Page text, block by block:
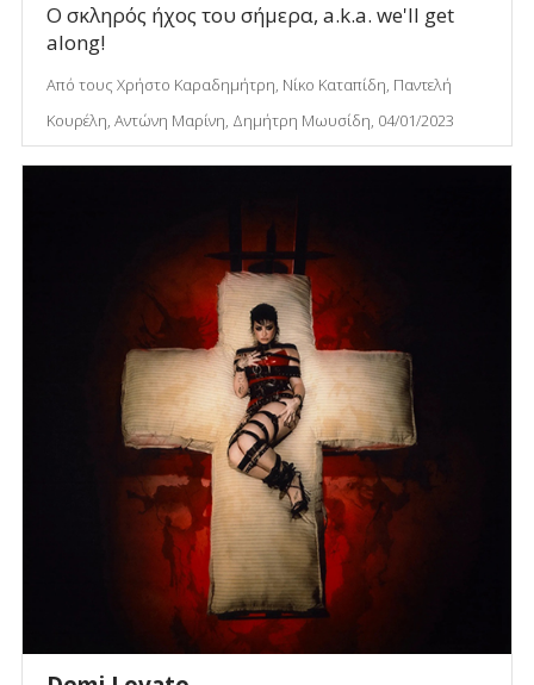
Ο σκληρός ήχος του σήμερα, a.k.a. we'll get
along!
Από τους Χρήστο Καραδημήτρη, Νίκο Καταπίδη, Παντελή
Κουρέλη, Αντώνη Μαρίνη, Δημήτρη Μωυσίδη, 04/01/2023